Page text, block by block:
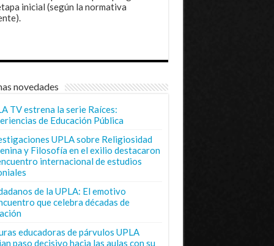
inicial (según la normativa
novedades
TV estrena la serie Raíces:
de Educación Pública
UPLA sobre Religiosidad
y Filosofía en el exilio destacaron
internacional de estudios
de la UPLA: El emotivo
que celebra décadas de
educadoras de párvulos UPLA
paso decisivo hacia las aulas con su